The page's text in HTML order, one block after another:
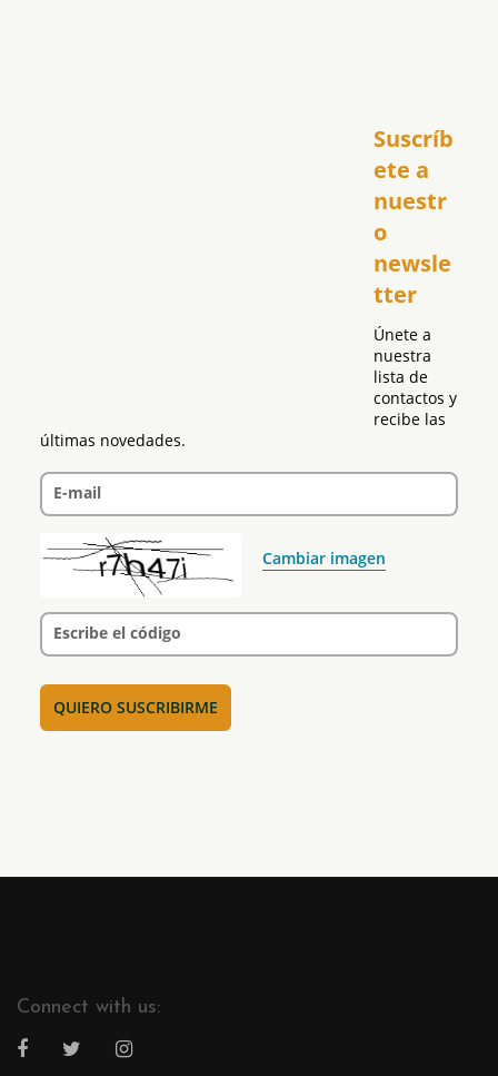
Suscríb
ete a
nuestr
o
newsle
tter
Únete a
nuestra
lista de
contactos y
recibe las
últimas novedades.
E-mail
Cambiar imagen
Escribe el código
Connect with us: